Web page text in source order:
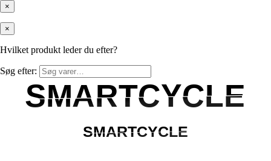
×
×
Hvilket produkt leder du efter?
Søg efter:
SMARTCYCLE
SMARTCYCLE
SMARTCYCLE
SMARTCYCLE